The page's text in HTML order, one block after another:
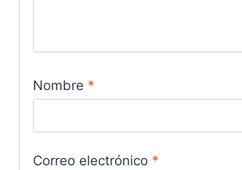
Nombre *
Correo electrónico *